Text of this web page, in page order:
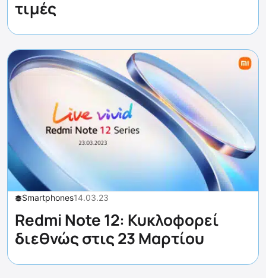
τιμές
Smartphones14.03.23
Redmi Note 12: Κυκλοφορεί
διεθνώς στις 23 Μαρτίου